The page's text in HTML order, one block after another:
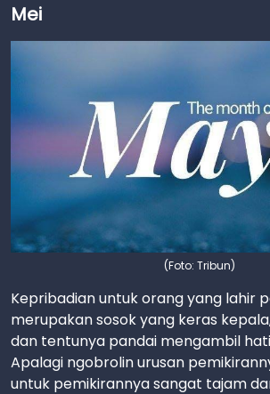
Mei
(Foto: Tribun)
Kepribadian untuk orang yang lahir
merupakan sosok yang keras
dan tentunya pandai mengambil
Apalagi ngobrolin urusan
untuk pemikirannya sangat tajam